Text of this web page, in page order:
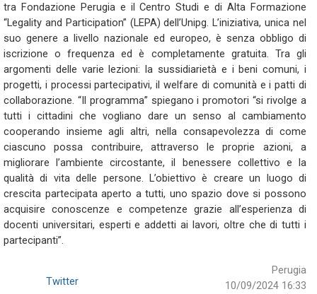
tra Fondazione Perugia e il Centro Studi e di Alta Formazione
“Legality and Participation” (LEPA) dell’Unipg. L’iniziativa, unica nel
suo genere a livello nazionale ed europeo, è senza obbligo di
iscrizione o frequenza ed è completamente gratuita. Tra gli
argomenti delle varie lezioni: la sussidiarietà e i beni comuni, i
progetti, i processi partecipativi, il welfare di comunità e i patti di
collaborazione. “Il programma” spiegano i promotori “si rivolge a
tutti i cittadini che vogliano dare un senso al cambiamento
cooperando insieme agli altri, nella consapevolezza di come
ciascuno possa contribuire, attraverso le proprie azioni, a
migliorare l’ambiente circostante, il benessere collettivo e la
qualità di vita delle persone. L’obiettivo è creare un luogo di
crescita partecipata aperto a tutti, uno spazio dove si possono
acquisire conoscenze e competenze grazie all’esperienza di
docenti universitari, esperti e addetti ai lavori, oltre che di tutti i
partecipanti”.
Perugia
10/09/2024 16:33
Twitter